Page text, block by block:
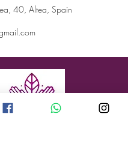
40, Altea, Spain